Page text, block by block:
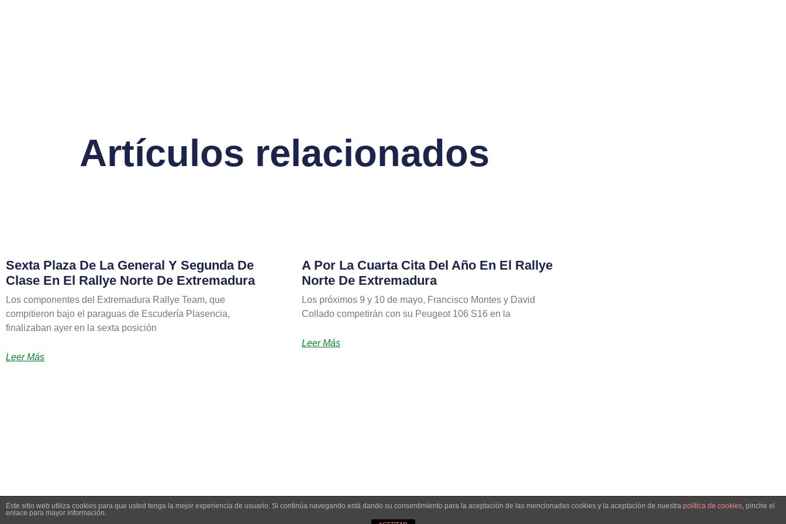
Artículos relacionados
Sexta Plaza De La General Y Segunda De
Clase En El Rallye Norte De Extremadura
Los componentes del Extremadura Rallye Team, que
compitieron bajo el paraguas de Escudería Plasencia,
finalizaban ayer en la sexta posición
Leer Más
A Por La Cuarta Cita Del Año En El Rallye
Norte De Extremadura
Los próximos 9 y 10 de mayo, Francisco Montes y David
Collado competirán con su Peugeot 106 S16 en la
Leer Más
Este sitio web utiliza cookies para que usted tenga la mejor experiencia de usuario. Si continúa navegando está dando su consentimiento para la aceptación de las mencionadas cookies y la aceptación de nuestra política de cookies, pinche el
enlace para mayor información.